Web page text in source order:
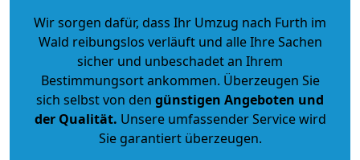
Wir sorgen dafür, dass Ihr Umzug nach Furth im
Wald reibungslos verläuft und alle Ihre Sachen
sicher und unbeschadet an Ihrem
Bestimmungsort ankommen. Überzeugen Sie
sich selbst von den günstigen Angeboten und
der Qualität. Unsere umfassender Service wird
Sie garantiert überzeugen.